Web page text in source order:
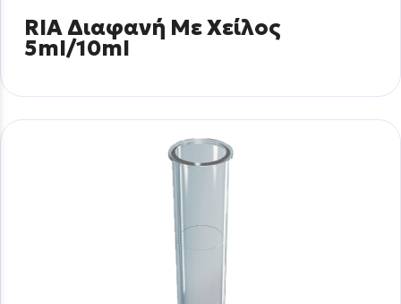
RIA Διαφανή Με Χείλος
5ml/10ml